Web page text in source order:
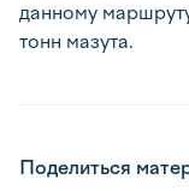
данному
тонн мазута.
Поделиться